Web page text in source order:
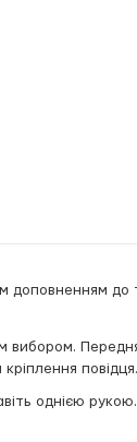
доповненням до
вибором.
повідця.
однією рукою.